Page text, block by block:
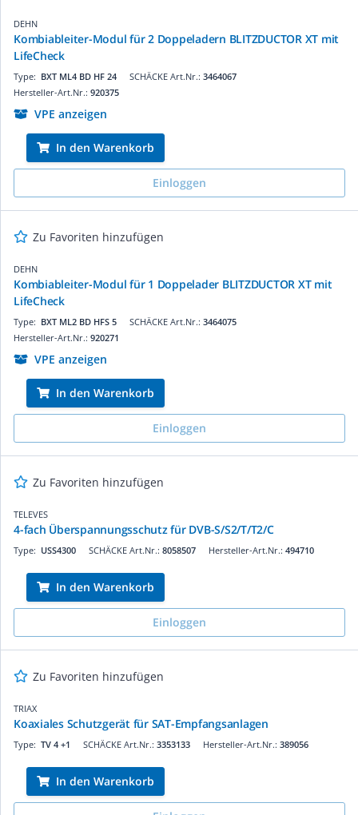
DEHN
Kombiableiter-Modul für 2 Doppeladern BLITZDUCTOR XT mit
LifeCheck
SCHÄCKE Art.Nr.: 3464067
Type: BXT ML4 BD HF 24
Hersteller-Art.Nr.: 920375
VPE anzeigen
In den Warenkorb
Einloggen
Zu Favoriten hinzufügen
DEHN
Kombiableiter-Modul für 1 Doppelader BLITZDUCTOR XT mit
LifeCheck
SCHÄCKE Art.Nr.: 3464075
Type: BXT ML2 BD HFS 5
Hersteller-Art.Nr.: 920271
VPE anzeigen
In den Warenkorb
Einloggen
Zu Favoriten hinzufügen
TELEVES
4-fach Überspannungsschutz für DVB-S/S2/T/T2/C
SCHÄCKE Art.Nr.: 8058507
Type: USS4300 Hersteller-Art.Nr.: 494710
In den Warenkorb
Einloggen
Zu Favoriten hinzufügen
TRIAX
Koaxiales Schutzgerät für SAT-Empfangsanlagen
SCHÄCKE Art.Nr.: 3353133
Type: TV 4 +1 Hersteller-Art.Nr.: 389056
In den Warenkorb